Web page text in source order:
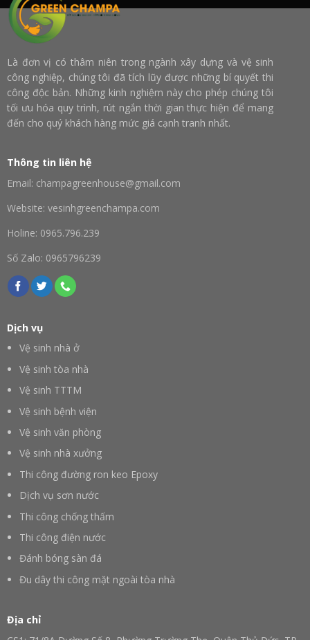
Là đơn vị có thâm niên trong ngành xây dựng và vệ sinh
công nghiệp, chúng tôi đã tích lũy được những bí quyết thi
công độc bản. Những kinh nghiệm này cho phép chúng tôi
tối ưu hóa quy trình, rút ngắn thời gian thực hiện để mang
đến cho quý khách hàng mức giá cạnh tranh nhất.
Thông tin liên hệ
Email: champagreenhouse@gmail.com
Website: vesinhgreenchampa.com
Holine: 0965.796.239
Số Zalo: 0965796239
Dịch vụ
Vệ sinh nhà ở
Vệ sinh tòa nhà
Vệ sinh TTTM
Vệ sinh bệnh viện
Vệ sinh văn phòng
Vệ sinh nhà xưởng
Thi công đường ron keo Epoxy
Dịch vụ sơn nước
Thi công chống thấm
Thi công điện nước
Đánh bóng sàn đá
Đu dây thi công mặt ngoài tòa nhà
Địa chỉ